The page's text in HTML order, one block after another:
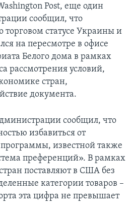
Post, еще один
сообщил, что
торговом статусе Украины и
на пересмотре в офисе
Белого дома в рамках
рассмотрения условий,
стран,
документа.
сообщил, что
избавиться от
программы, известной также
преференций». В рамках
поставляют в США без
категории товаров –
эта цифра не превышает